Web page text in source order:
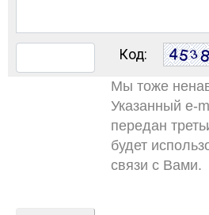
Код:
Мы тоже
Указанный e-
передан
будет
связи с Вами.